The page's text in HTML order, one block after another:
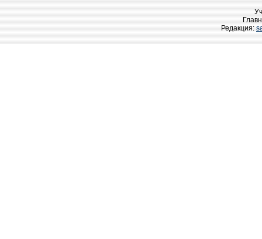
Редакция: